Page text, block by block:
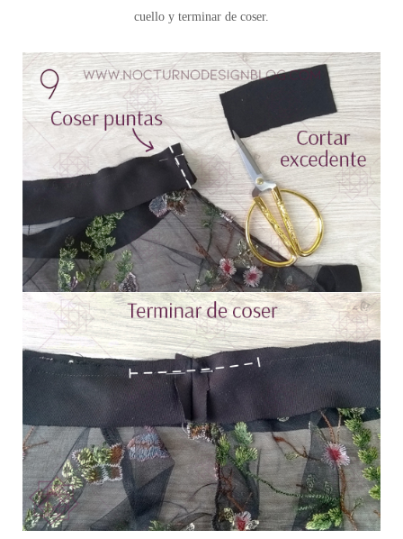
cuello y terminar de coser.